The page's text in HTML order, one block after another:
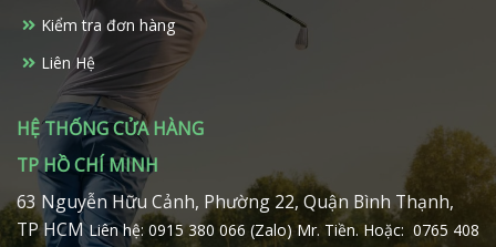
trang
phẩm
Kiểm tra đơn hàng
Liên Hệ
HỆ THỐNG CỬA HÀNG
TP HỒ CHÍ MINH
63 Nguyễn Hữu Cảnh, Phường 22, Quận Bình Thạnh,
TP HCMLiên hệ: 0915 380 066 (Zalo) Mr. Tiền. Hoặc: 0765 408